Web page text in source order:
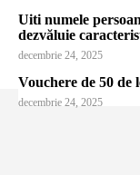
Uiti numele
dezvăluie
decembrie 24, 2025
Vouchere de 50 de
decembrie 24, 2025